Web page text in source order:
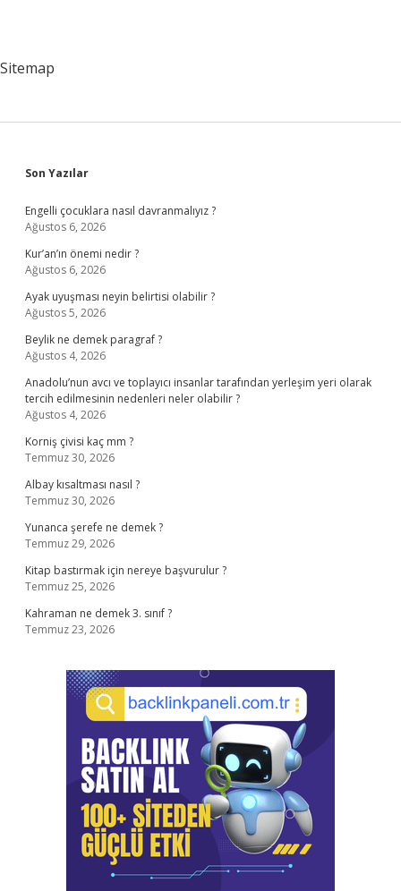
Sitemap
Sidebar
Son Yazılar
Engelli çocuklara nasıl davranmalıyız ?
Ağustos 6, 2026
Kur’an’ın önemi nedir ?
Ağustos 6, 2026
Ayak uyuşması neyin belirtisi olabilir ?
Ağustos 5, 2026
Beylik ne demek paragraf ?
Ağustos 4, 2026
Anadolu’nun avcı ve toplayıcı insanlar tarafından yerleşim yeri olarak
tercih edilmesinin nedenleri neler olabilir ?
Ağustos 4, 2026
Korniş çivisi kaç mm ?
Temmuz 30, 2026
Albay kısaltması nasıl ?
Temmuz 30, 2026
Yunanca şerefe ne demek ?
Temmuz 29, 2026
Kitap bastırmak için nereye başvurulur ?
Temmuz 25, 2026
Kahraman ne demek 3. sınıf ?
Temmuz 23, 2026